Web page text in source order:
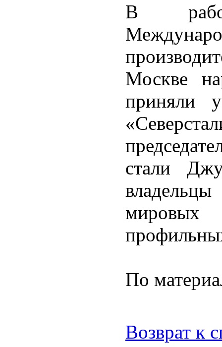
В
Москве
приняли
стали
мировых
По
Возврат к